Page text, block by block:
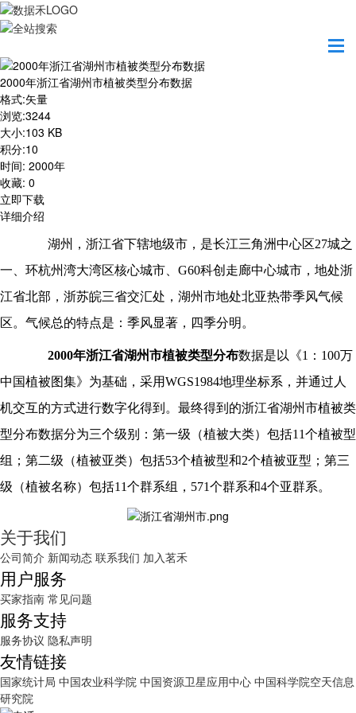
2000年浙江省湖州市植被类型分布数据
格式:矢量
浏览:3244
大小:103 KB
积分:10
时间: 2000年
收藏: 0
立即下载
详细介绍
湖州，浙江省下辖地级市，是长江三角洲中心区27城之
一、环杭州湾大湾区核心城市、G60科创走廊中心城市，地处浙
江省北部，浙苏皖三省交汇处，湖州市地处北亚热带季风气候
区。气候总的特点是：季风显著，四季分明。
2000年浙江省湖州市植被类型分布数据是以《1：100万
中国植被图集》为基础，采用WGS1984地理坐标系，并通过人
机交互的方式进行数字化得到。最终得到的浙江省湖州市植被类
型分布数据分为三个级别：第一级（植被大类）包括11个植被型
组；第二级（植被亚类）包括53个植被型和2个植被亚型；第三
级（植被名称）包括11个群系组，571个群系和4个亚群系。
关于我们
公司简介 新闻动态 联系我们 加入茗禾
用户服务
买家指南 常见问题
服务支持
服务协议 隐私声明
友情链接
国家统计局 中国农业科学院 中国资源卫星应用中心 中国科学院空天信息
研究院